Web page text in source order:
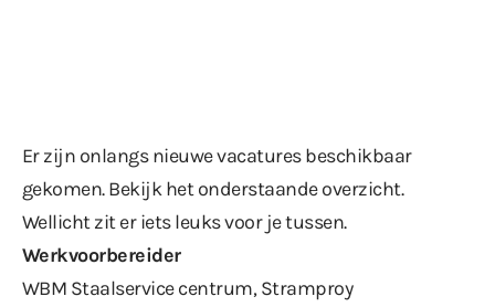
Er zijn onlangs nieuwe vacatures beschikbaar
gekomen. Bekijk het onderstaande overzicht.
Wellicht zit er iets leuks voor je tussen.
Werkvoorbereider
WBM Staalservice centrum, Stramproy